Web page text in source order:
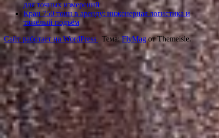
для точных измерений
Кран 750 тонн в аренду: инженерная логистика и
тяжёлый подъём
Сайт работает на WordPress | Тема:FlyMagот Themeisle.